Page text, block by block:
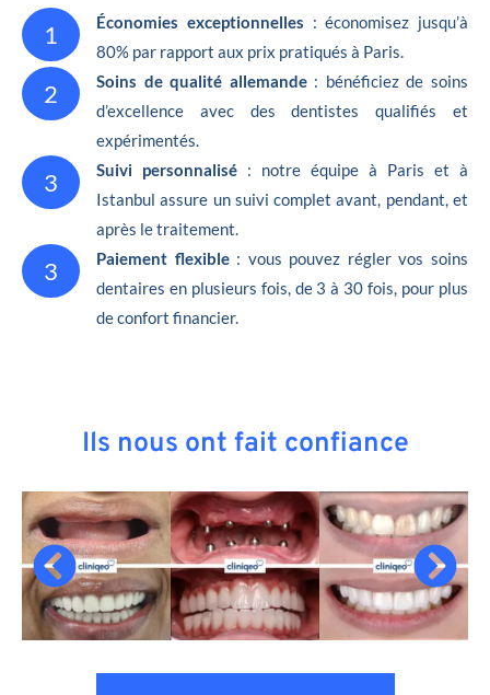
1 Économies exceptionnelles : économisez jusqu’à
80% par rapport aux prix pratiqués à Paris.
2 Soins de qualité allemande: bénéficiez de soins
d’excellence avec des dentistes qualifiés et
expérimentés.
3 Suivi personnalisé : notre équipe à Paris et à
Istanbul assure un suivi complet avant, pendant, et
après le traitement.
3 Paiement flexible: vous pouvez régler vos soins
dentaires en plusieurs fois, de 3 à 30 fois, pour plus
de confort financier.
Ils nous ont fait confiance